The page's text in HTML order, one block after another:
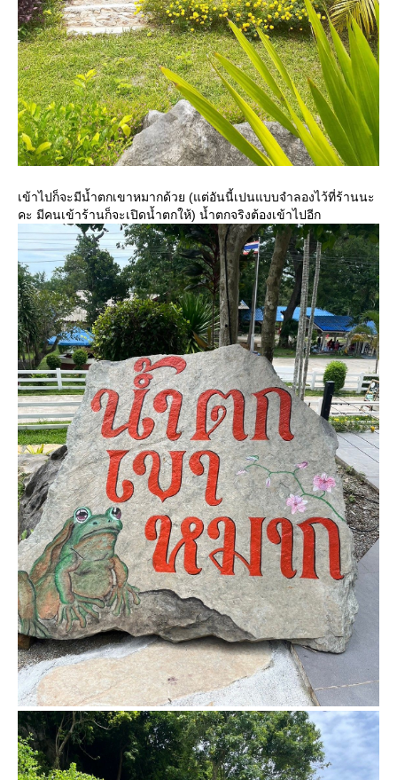
เข้าไปก็จะมีน้ำตกเขาหมากด้วย (แต่อันนี้เปนแบบจำลองไว้ที่ร้านนะ
คะ มีคนเข้าร้านก็จะเปิดน้ำตกให้) น้ำตกจริงต้องเข้าไปอีก